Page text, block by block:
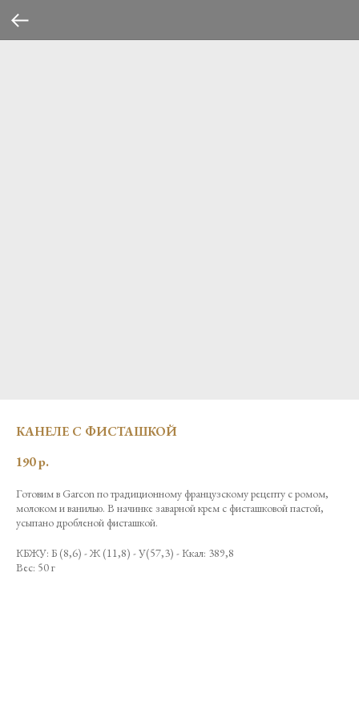
КАНЕЛЕ С ФИСТАШКОЙ
190р.
Готовим в Garcon по традиционному французскому рецепту с ромом,
молоком и ванилью. В начинке заварной крем с фисташковой пастой,
усыпано дробленой фисташкой.
КБЖУ: Б (8,6) - Ж (11,8) - У(57,3) - Ккал: 389,8
Вес: 50 г